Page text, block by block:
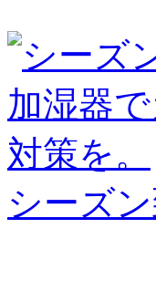
シーズ